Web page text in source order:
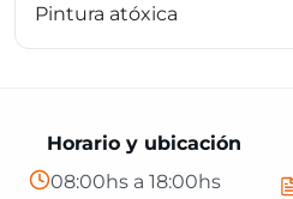
Pintura atóxica
Horario y ubicación
08:00hs a 18:00hs